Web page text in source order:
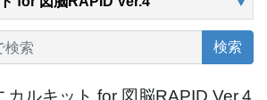
カルキット for 図脳RAPID Ver.4